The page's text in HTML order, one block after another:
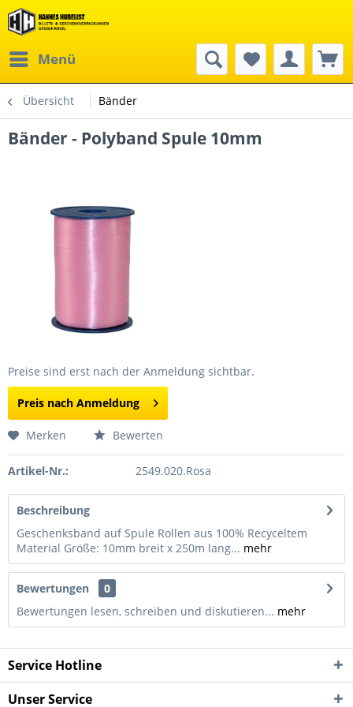
Menü
Übersicht Bänder
Bänder - Polyband Spule 10mm
Preise sind erst nach der Anmeldung sichtbar.
Preis nach Anmeldung
Merken Bewerten
Artikel-Nr.: 2549.020.Rosa
Beschreibung
Geschenksband auf Spule Rollen aus 100% Recyceltem
Material Größe: 10mm breit x 250m lang... mehr
Bewertungen
0
Bewertungen lesen, schreiben und diskutieren... mehr
Service Hotline
Unser Service